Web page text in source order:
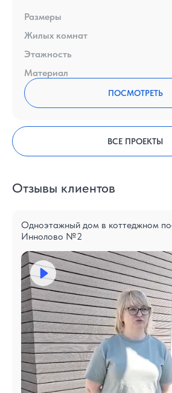
Размеры
Жилых комнат
Этажность
Материал
ПОСМОТРЕТЬ
ВСЕ ПРОЕКТЫ
Отзывы клиентов
Одноэтажный дом в коттеджном
Иннолово №2